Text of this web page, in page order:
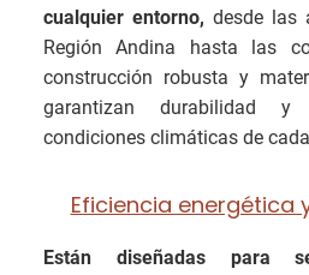
cualquier entorno, desde las
Región Andina hasta las
construcción robusta y
garantizan durabilidad
condiciones climáticas de
Eficiencia energética
Están diseñadas para